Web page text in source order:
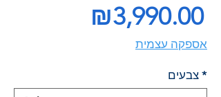
₪3,990.00
אספקה עצמית
צבעים *